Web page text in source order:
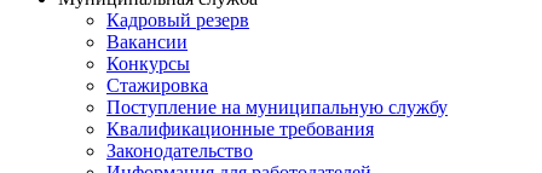
Кадровый резерв
Вакансии
Конкурсы
Стажировка
Поступление на муниципальную службу
Квалификационные требования
Законодательство